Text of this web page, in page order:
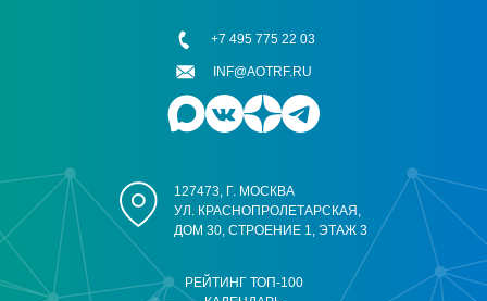
РЕЙТИНГ ТОП-100
127473, Г. МОСКВА
УЛ. КРАСНОПРОЛЕТАРСКАЯ,
ДОМ 30, СТРОЕНИЕ 1, ЭТАЖ 3
+7 495 775 22 03
INF@AOTRF.RU